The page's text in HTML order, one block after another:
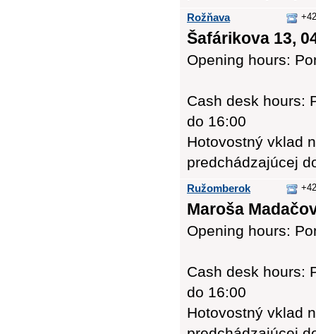
Rožňava
Šafárikova 13,
Opening hours:
Cash desk hours:
do 16:00
Hotovostný vklad
predchádzajúcej
Ružomberok
Maroša
Opening hours:
Cash desk hours:
do 16:00
Hotovostný vklad